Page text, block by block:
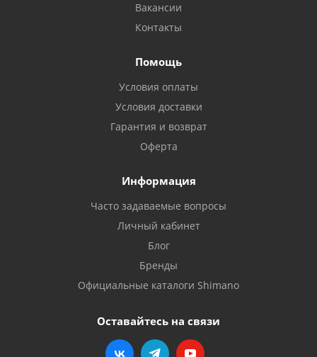
Вакансии
Контакты
Помощь
Условия оплаты
Условия доставки
Гарантия и возврат
Оферта
Информация
Часто задаваемые вопросы
Личный кабинет
Блог
Бренды
Официальные каталоги Shimano
Оставайтесь на связи